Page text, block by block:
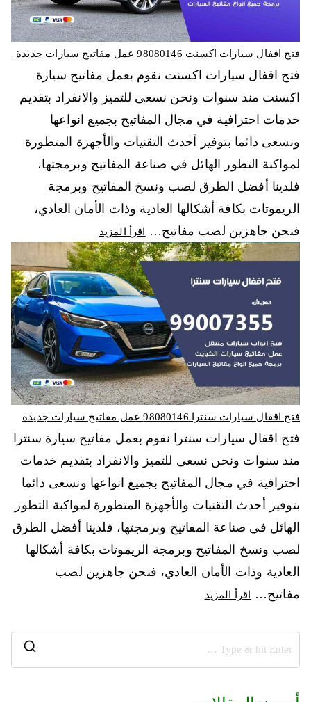
فتح اقفال سيارات اكسنت 98080146‬ عمل مفاتيح سيارات جديدة
فتح اقفال سيارات اكسنت نقوم بعمل مفاتيح سيارة
اكسنت منذ سنوات ونحن نسعى للتميز والانفراد بتقديم
خدمات احترافية في مجال المفاتيح بجميع انواعها
ونسعى دائما بتوفير أحدث التقنيات والأجهزة المتطورة
لمواكبة التطور الهائل في صناعة المفاتيح وبرمجتها،
فلدينا أفضل الطرق لصب ونسخ المفاتيح وبرمجة
الريموتات بكافة أشكالها العادية وذات الأمان العادي،
فنحن جاهزين لصب مفاتيح…
اقرأ المزيد
فتح اقفال سيارات سنترا 98080146‬ عمل مفاتيح سيارات جديدة
فتح اقفال سيارات سنترا نقوم بعمل مفاتيح سيارة سنترا
منذ سنوات ونحن نسعى للتميز والانفراد بتقديم خدمات
احترافية في مجال المفاتيح بجميع انواعها ونسعى دائما
بتوفير أحدث التقنيات والأجهزة المتطورة لمواكبة التطور
الهائل في صناعة المفاتيح وبرمجتها، فلدينا أفضل الطرق
لصب ونسخ المفاتيح وبرمجة الريموتات بكافة أشكالها
العادية وذات الأمان العادي، فنحن جاهزين لصب
مفاتيح…
اقرأ المزيد